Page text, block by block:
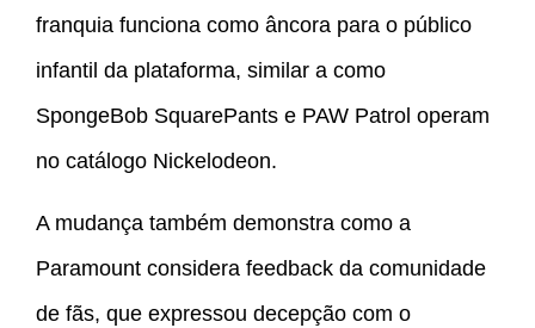
franquia funciona como âncora para o público
infantil da plataforma, similar a como
SpongeBob SquarePants e PAW Patrol operam
no catálogo Nickelodeon.
A mudança também demonstra como a
Paramount considera feedback da comunidade
de fãs, que expressou decepção com o